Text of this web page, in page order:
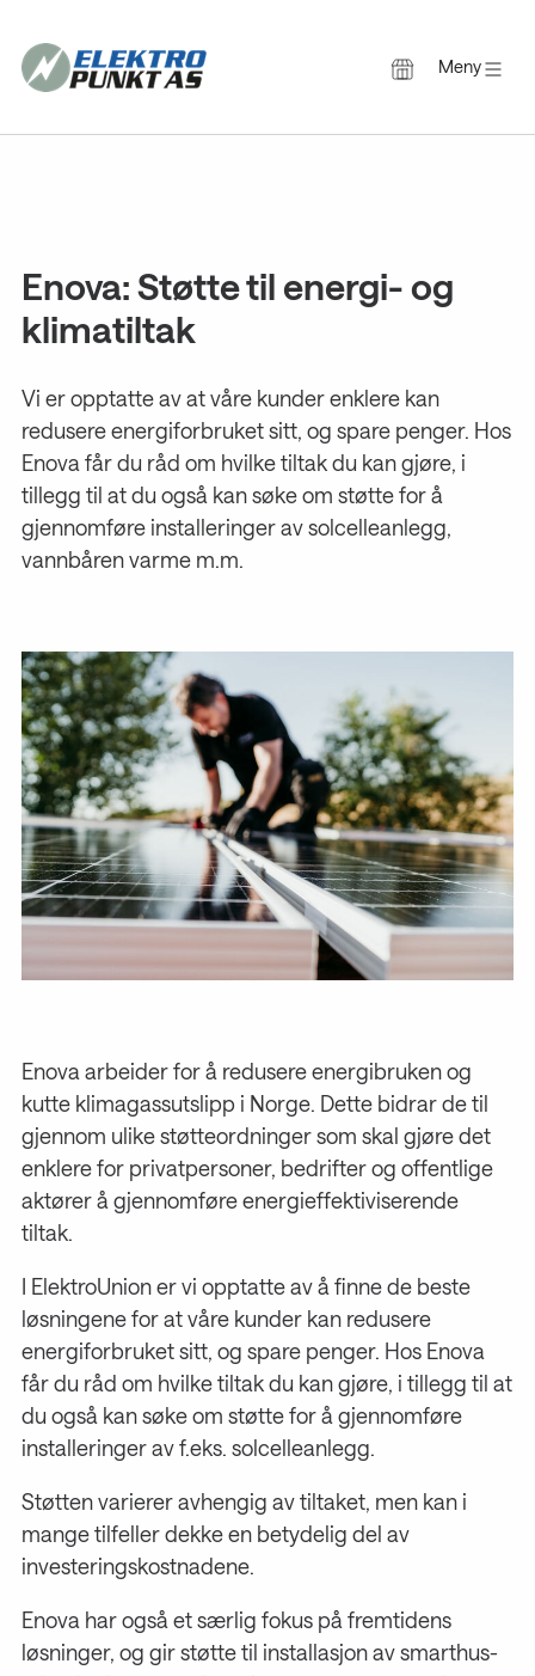
Gå
Meny
Enova: Støtte til energi- og
klimatiltak
Vi er opptatte av at våre kunder enklere kan
redusere energiforbruket sitt, og spare penger. Hos
Enova får du råd om hvilke tiltak du kan gjøre, i
tillegg til at du også kan søke om støtte for å
gjennomføre installeringer av solcelleanlegg,
vannbåren varme m.m.
Enova arbeider for å redusere energibruken og
kutte klimagassutslipp i Norge. Dette bidrar de til
gjennom ulike støtteordninger som skal gjøre det
enklere for privatpersoner, bedrifter og offentlige
aktører å gjennomføre energieffektiviserende
tiltak.
I ElektroUnion er vi opptatte av å finne de beste
løsningene for at våre kunder kan redusere
energiforbruket sitt, og spare penger. Hos Enova
får du råd om hvilke tiltak du kan gjøre, i tillegg til at
du også kan søke om støtte for å gjennomføre
installeringer av f.eks. solcelleanlegg.
Støtten varierer avhengig av tiltaket, men kan i
mange tilfeller dekke en betydelig del av
investeringskostnadene.
Enova har også et særlig fokus på fremtidens
løsninger, og gir støtte til installasjon av smarthus-